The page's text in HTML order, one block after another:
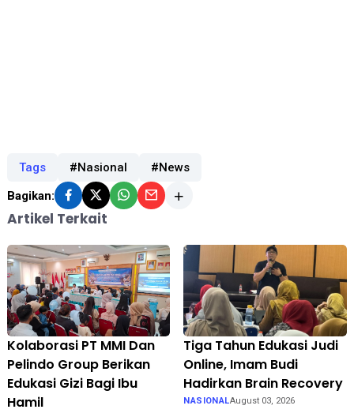
Tags #Nasional #News
Bagikan:
Artikel Terkait
Kolaborasi PT MMI Dan
Pelindo Group Berikan
Edukasi Gizi Bagi Ibu
Hamil
Tiga Tahun Edukasi Judi
Online, Imam Budi
Hadirkan Brain Recovery
NASIONALAugust 03, 2026